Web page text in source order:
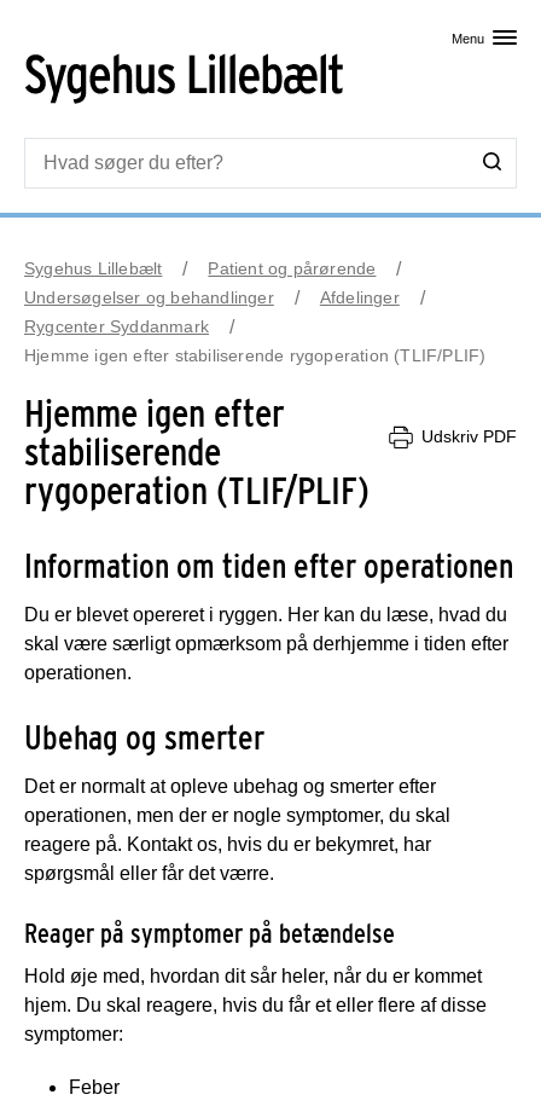
Menu
Sygehus Lillebælt
Patient og pårørende
Undersøgelser og behandlinger
Afdelinger
Rygcenter Syddanmark
Hjemme igen efter stabiliserende rygoperation (TLIF/PLIF)
Hjemme igen efter
stabiliserende
rygoperation (TLIF/PLIF)
Udskriv PDF
Information om tiden efter operationen
Du er blevet opereret i ryggen. Her kan du læse, hvad du
skal være særligt opmærksom på derhjemme i tiden efter
operationen.
Ubehag og smerter
Det er normalt at opleve ubehag og smerter efter
operationen, men der er nogle symptomer, du skal
reagere på. Kontakt os, hvis du er bekymret, har
spørgsmål eller får det værre.
Reager på symptomer på betændelse
Hold øje med, hvordan dit sår heler, når du er kommet
hjem. Du skal reagere, hvis du får et eller flere af disse
symptomer:
Feber